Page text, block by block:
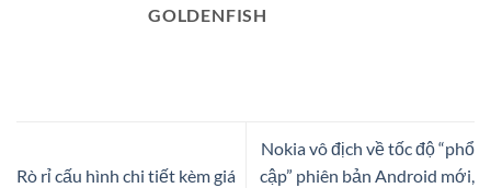
GOLDENFISH
Rò rỉ cấu hình chi tiết kèm giá
Nokia vô địch về tốc độ “phổ
cập” phiên bản Android mới,